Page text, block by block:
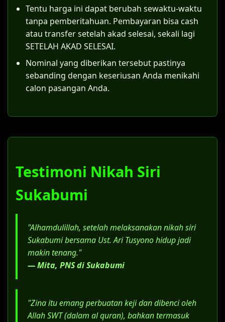
ke Pengadilan Agama di wilayah Sukabumi.
Sebagai contoh, di Pengadilan Agama
Sukabumi, pemohon harus mempersiapkan
dokumen-dokumen berikut:
Surat permohonan yang ditujukan
kepada Ketua Pengadilan Agama
Sukabumi.
Keluarga kedua pemohon.
Dokumen pendukung status saat
Surat konfirmasi dari KUA bahwa
pernikahan belum terdaftar.
Surat Kuasa Khusus, jika menggunakan
jasa advokat.
Tentu harga ini dapat berubah sewaktu-waktu
tanpa pemberitahuan. Pembayaran bisa cash
atau transfer setelah akad selesai, sekali lagi
SETELAH AKAD SELESAI.
Nominal yang diberikan tersebut pastinya
sebanding dengan keseriusan Anda menikahi
calon pasangan Anda.
Testimoni Nikah Siri
Sukabumi
"Alhamdulillah, setelah melaksanakan nikah siri
Sukabumi bersama Ust. Ari Tusyono hidup jadi
makin tenang."
— Mita, PNS di Sukabumi
"Zina itu emang perbuatan keji dan dibenci oleh
Allah SWT (dalam al quran), bahkan termasuk